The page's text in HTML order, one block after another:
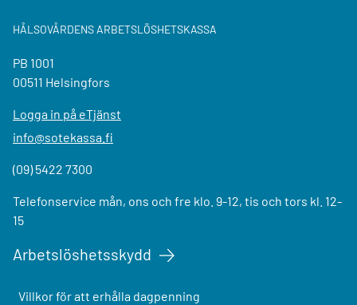
HÅLSOVÅRDENS ARBETSLÖSHETSKASSA
PB 1001
00511 Helsingfors
Logga in på eTjänst
info@sotekassa.fi
(09) 5422 7300
Telefonservice mån, ons och fre klo. 9-12, tis och tors kl. 12-
15
Arbetslöshetsskydd
Villkor för att erhålla dagpenning